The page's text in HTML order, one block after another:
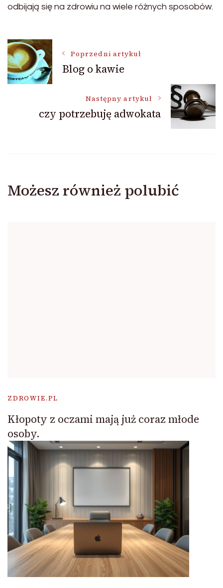
odbijają się na zdrowiu na wiele różnych sposobów.
Nawigacja
wpisu
Poprzedni artykuł
Blog o kawie
Następny artykuł
czy potrzebuję adwokata
Możesz również polubić
ZDROWIE.PL
Kłopoty z oczami mają już coraz młode
osoby.